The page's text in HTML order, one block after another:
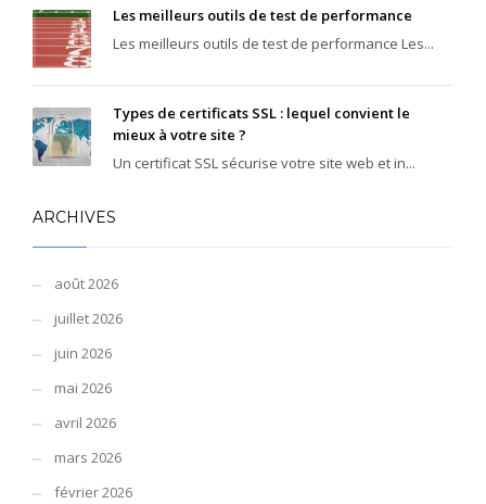
Les meilleurs outils de test de performance
Les meilleurs outils de test de performance Les...
Types de certificats SSL : lequel convient le
mieux à votre site ?
Un certificat SSL sécurise votre site web et in...
ARCHIVES
août 2026
juillet 2026
juin 2026
mai 2026
avril 2026
mars 2026
février 2026